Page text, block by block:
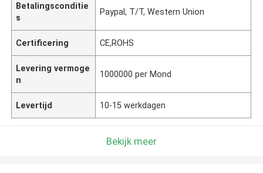
Betalingsconditie
s
Paypal, T/T, Western Union
Certificering CE,ROHS
Levering vermoge
n
1000000 per Mond
Levertijd 10-15 werkdagen
Bekijk meer